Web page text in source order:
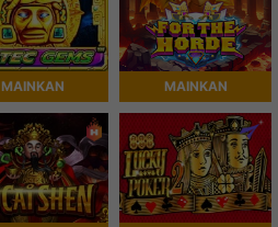
MAINKAN MAINKAN